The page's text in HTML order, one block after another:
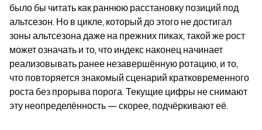
было бы читать как раннюю расстановку позиций под
альтсезон. Но в цикле, который до этого не достигал
зоны альтсезона даже на прежних пиках, такой же рост
может означать и то, что индекс наконец начинает
реализовывать ранее незавершённую ротацию, и то,
что повторяется знакомый сценарий кратковременного
роста без прорыва порога. Текущие цифры не снимают
эту неопределённость — скорее, подчёркивают её.